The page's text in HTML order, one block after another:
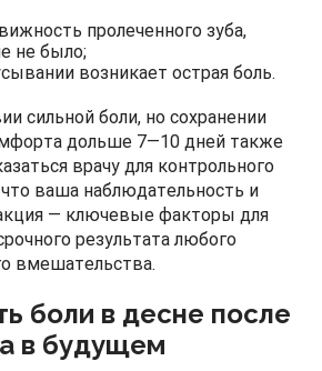
пролеченного зуба,
не было;
возникает острая боль.
сильной боли, но сохранении
дольше 7—10 дней также
врачу для контрольного
ваша наблюдательность и
— ключевые факторы для
результата любого
вмешательства.
боли в десне после
в будущем